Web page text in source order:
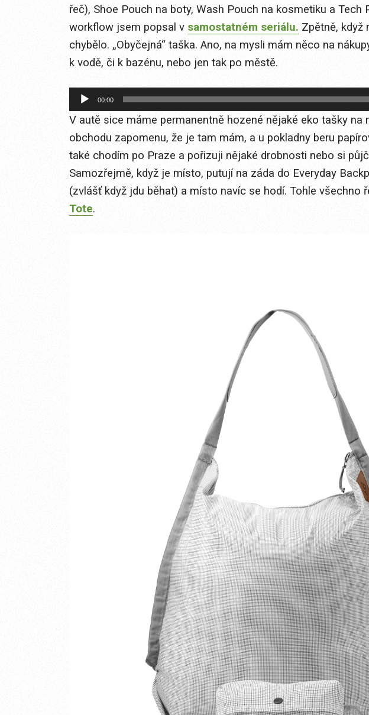
řeč), Shoe Pouch na boty, Wash Pouch na kosmetiku a Tech
workflow jsem popsal v samostatném seriálu. Zpětně, když
chybělo. „Obyčejná“ taška. Ano, na mysli mám něco na
k vodě, či k bazénu, nebo jen tak po městě.
Audio
přehrávač
00:00
V autě sice máme permanentně hozené nějaké eko tašky na
obchodu zapomenu, že je tam mám, a u pokladny beru
také chodím po Praze a pořizuji nějaké drobnosti nebo si
Samozřejmě, když je místo, putují na záda do Everyday
(zvlášť když jdu běhat) a místo navíc se hodí. Tohle všechno
Tote.